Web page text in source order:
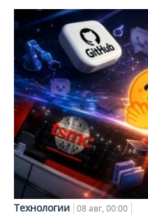
Технологии 08 авг, 00:00